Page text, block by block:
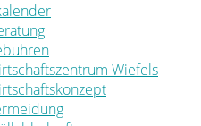
Wiefels